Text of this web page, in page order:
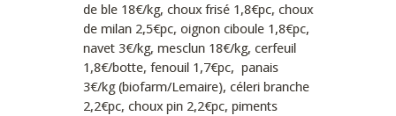
de ble 18€/kg, choux frisé 1,8€pc, choux
de milan 2,5€pc, oignon ciboule 1,8€pc,
navet 3€/kg, mesclun 18€/kg, cerfeuil
1,8€/botte, fenouil 1,7€pc, panais
3€/kg (biofarm/Lemaire), céleri branche
2,2€pc, choux pin 2,2€pc, piments